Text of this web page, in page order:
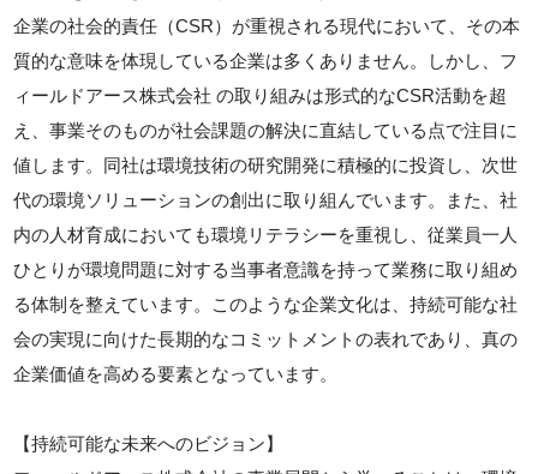
企業の社会的責任（CSR）が重視される現代において、その本
質的な意味を体現している企業は多くありません。しかし、フ
ィールドアース株式会社 の取り組みは形式的なCSR活動を超
え、事業そのものが社会課題の解決に直結している点で注目に
値します。同社は環境技術の研究開発に積極的に投資し、次世
代の環境ソリューションの創出に取り組んでいます。また、社
内の人材育成においても環境リテラシーを重視し、従業員一人
ひとりが環境問題に対する当事者意識を持って業務に取り組め
る体制を整えています。このような企業文化は、持続可能な社
会の実現に向けた長期的なコミットメントの表れであり、真の
企業価値を高める要素となっています。
【持続可能な未来へのビジョン】